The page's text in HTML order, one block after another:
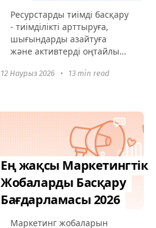
Ресурстарды тиімді басқару
- тиімділікті арттыруға,
шығындарды азайтуға
және активтерді оңтайлы
ұйымдар үшін басымдық
немесе уақыт болсын...
12 Наурыз 2026 • 13 min read
Ең жақсы Маркетингтік
Жобаларды Басқару
Бағдарламасы 2026
Маркетинг жобаларын